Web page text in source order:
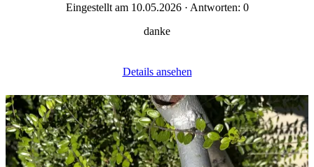
Eingestellt am 10.05.2026 · Antworten: 0
danke
Details ansehen